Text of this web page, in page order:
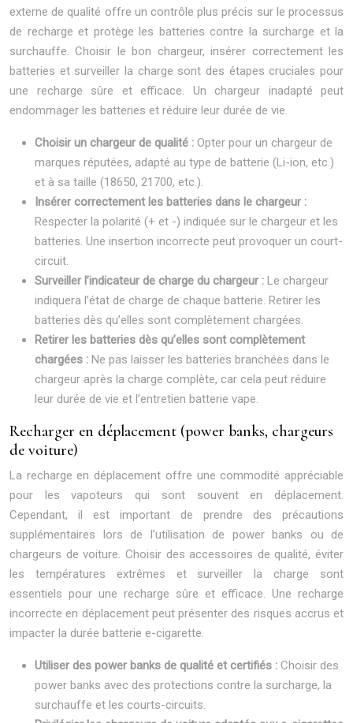
externe de qualité offre un contrôle plus précis sur le processus
de recharge et protège les batteries contre la surcharge et la
surchauffe. Choisir le bon chargeur, insérer correctement les
batteries et surveiller la charge sont des étapes cruciales pour
une recharge sûre et efficace. Un chargeur inadapté peut
endommager les batteries et réduire leur durée de vie.
Choisir un chargeur de qualité : Opter pour un chargeur de
marques réputées, adapté au type de batterie (Li-ion, etc.)
et à sa taille (18650, 21700, etc.).
Insérer correctement les batteries dans le chargeur :
Respecter la polarité (+ et -) indiquée sur le chargeur et les
batteries. Une insertion incorrecte peut provoquer un court-
circuit.
Surveiller l’indicateur de charge du chargeur : Le chargeur
indiquera l’état de charge de chaque batterie. Retirer les
batteries dès qu’elles sont complètement chargées.
Retirer les batteries dès qu’elles sont complètement
chargées : Ne pas laisser les batteries branchées dans le
chargeur après la charge complète, car cela peut réduire
leur durée de vie et l’entretien batterie vape.
Recharger en déplacement (power banks, chargeurs
de voiture)
La recharge en déplacement offre une commodité appréciable
pour les vapoteurs qui sont souvent en déplacement.
Cependant, il est important de prendre des précautions
supplémentaires lors de l’utilisation de power banks ou de
chargeurs de voiture. Choisir des accessoires de qualité, éviter
les températures extrêmes et surveiller la charge sont
essentiels pour une recharge sûre et efficace. Une recharge
incorrecte en déplacement peut présenter des risques accrus et
impacter la durée batterie e-cigarette.
Utiliser des power banks de qualité et certifiés : Choisir des
power banks avec des protections contre la surcharge, la
surchauffe et les courts-circuits.